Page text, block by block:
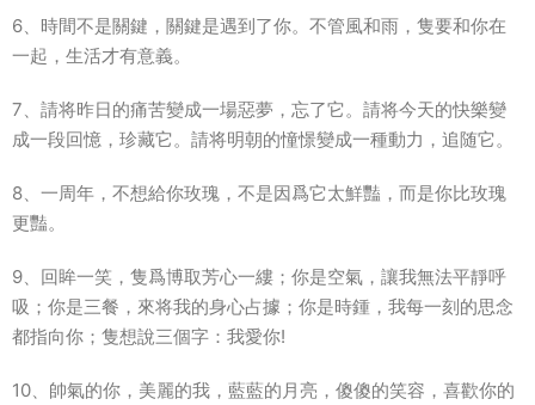
6、時間不是關鍵，關鍵是遇到了你。不管風和雨，隻要和你在
一起，生活才有意義。
7、請将昨日的痛苦變成一場惡夢，忘了它。請将今天的快樂變
成一段回憶，珍藏它。請将明朝的憧憬變成一種動力，追随它。
8、一周年，不想給你玫瑰，不是因爲它太鮮豔，而是你比玫瑰
更豔。
9、回眸一笑，隻爲博取芳心一縷；你是空氣，讓我無法平靜呼
吸；你是三餐，來将我的身心占據；你是時鍾，我每一刻的思念
都指向你；隻想說三個字：我愛你!
10、帥氣的你，美麗的我，藍藍的月亮，傻傻的笑容，喜歡你的